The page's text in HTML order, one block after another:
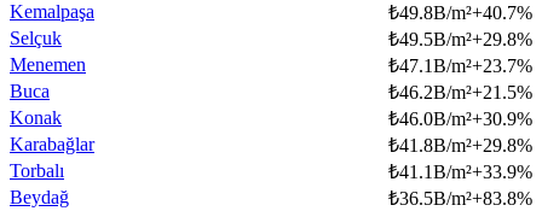
Kemalpaşa
₺49.8B/m²+40.7%
Selçuk
₺49.5B/m²+29.8%
Menemen
₺47.1B/m²+23.7%
Buca
₺46.2B/m²+21.5%
Konak
₺46.0B/m²+30.9%
Karabağlar
₺41.8B/m²+29.8%
Torbalı
₺41.1B/m²+33.9%
Beydağ
₺36.5B/m²+83.8%